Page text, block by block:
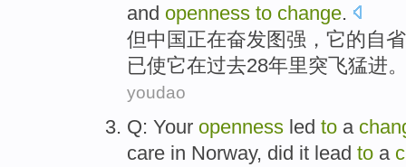
and openness to change.
但中国正在奋发图强 ， 它的 自省
已使它在过去28年里突飞猛进
youdao
Q: Your openness led to a
care in Norway, did it lead to a